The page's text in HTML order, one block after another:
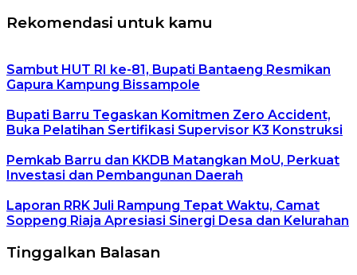
Rekomendasi untuk kamu
Sambut HUT RI ke-81, Bupati Bantaeng Resmikan
Gapura Kampung Bissampole
Bupati Barru Tegaskan Komitmen Zero Accident,
Buka Pelatihan Sertifikasi Supervisor K3 Konstruksi
Pemkab Barru dan KKDB Matangkan MoU, Perkuat
Investasi dan Pembangunan Daerah
Laporan RRK Juli Rampung Tepat Waktu, Camat
Soppeng Riaja Apresiasi Sinergi Desa dan Kelurahan
Tinggalkan Balasan